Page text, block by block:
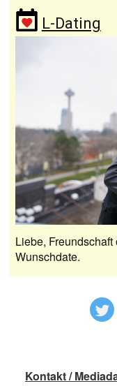
L-Dating
Liebe,
Wunschdate.
Kontakt /